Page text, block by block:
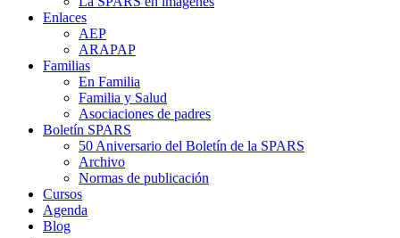
Enlaces
AEP
ARAPAP
Familias
En Familia
Familia y Salud
Asociaciones de padres
Boletín SPARS
50 Aniversario del Boletín de la SPARS
Archivo
Normas de publicación
Cursos
Agenda
Blog